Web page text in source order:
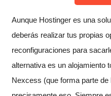
Aunque Hostinger es una
deberás realizar tus propias
reconfiguraciones para
alternativa es un alojamiento
Nexcess (que forma parte